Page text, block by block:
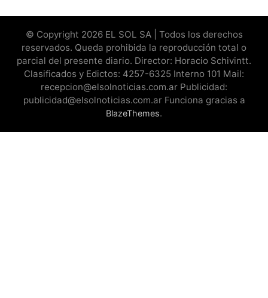
© Copyright 2026 EL SOL SA | Todos los derechos
reservados. Queda prohibida la reproducción total o
parcial del presente diario. Director: Horacio Schivintt.
Clasificados y Edictos: 4257-6325 Interno 101 Mail:
recepcion@elsolnoticias.com.ar Publicidad:
publicidad@elsolnoticias.com.ar Funciona gracias a
BlazeThemes.